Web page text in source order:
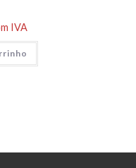
IVA